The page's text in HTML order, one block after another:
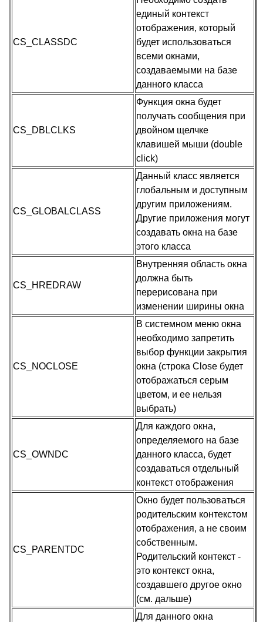
CS_CLASSDC
единый контекст
отображения, который
будет использоваться
всеми окнами,
создаваемыми на базе
данного класса
CS_DBLCLKS
Функция окна будет
получать сообщения при
двойном щелчке
клавишей мыши (double
click)
CS_GLOBALCLASS
Данный класс является
глобальным и доступным
другим приложениям.
Другие приложения могут
создавать окна на базе
этого класса
CS_HREDRAW
Внутренняя область окна
должна быть
перерисована при
изменении ширины окна
CS_NOCLOSE
В системном меню окна
необходимо запретить
выбор функции закрытия
окна (строка Close будет
отображаться серым
цветом, и ее нельзя
выбрать)
CS_OWNDC
Для каждого окна,
определяемого на базе
данного класса, будет
создаваться отдельный
контекст отображения
CS_PARENTDC
Окно будет пользоваться
родительским контекстом
отображения, а не своим
собственным.
Родительский контекст -
это контекст окна,
создавшего другое окно
(см. дальше)
Для данного окна